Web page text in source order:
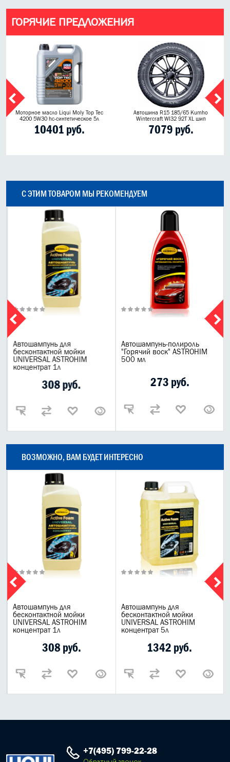
ГОРЯЧИЕ ПРЕДЛОЖЕНИЯ
Моторное масло Liqui Moly Top Tec
4200 5W30 hc-синтетическое 5л
10401 руб.
Автошина R15 185/65 Kumho
Wintercraft WI32 92T XL шип
7079 руб.
С ЭТИМ ТОВАРОМ МЫ РЕКОМЕНДУЕМ
Автошампунь для
бесконтактной мойки
UNIVERSAL ASTROHIM
концентрат 1л
308 руб.
Автошампунь-полироль
"Горячий воск" ASTROHIM
500 мл
273 руб.
ВОЗМОЖНО, ВАМ БУДЕТ ИНТЕРЕСНО
Автошампунь для
бесконтактной мойки
UNIVERSAL ASTROHIM
концентрат 1л
308 руб.
Автошампунь для
бесконтактной мойки
UNIVERSAL ASTROHIM
концентрат 5л
1342 руб.
+7(495) 799-22-28